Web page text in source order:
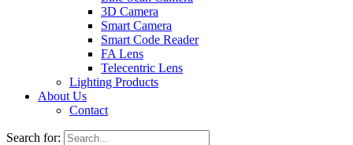
3D Camera
Smart Camera
Smart Code Reader
FA Lens
Telecentric Lens
Lighting Products
About Us
Contact
Search for: